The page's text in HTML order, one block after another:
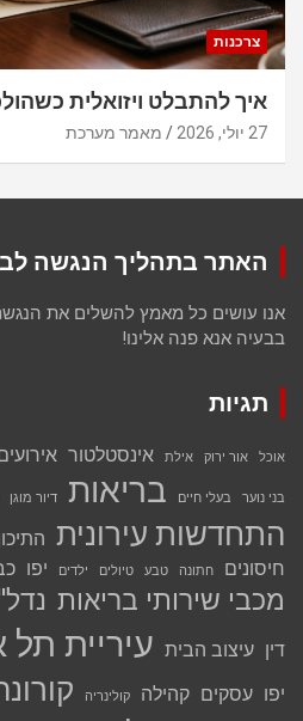
צרכנות
איך להתבלט ויזואלית
27 יולי, 2026 מאמר מערכת
האתר בתהליך הנגשה
אנו עושים כל מאמץ להשלים את
בבעיה אנא פנה אלינו!
תגיות
אוכל אור ירוק אילת אינסטלטור
בני נוער בעלי חיים בריאות דיור מוגן
התחדשות עירונית
חיסונים חתונה טבע טיולים ילדים יפו
מכבי שירותי בריאות
דין עיצוב הבית עיריית תל
יפו עסקים קהילה קולינריה